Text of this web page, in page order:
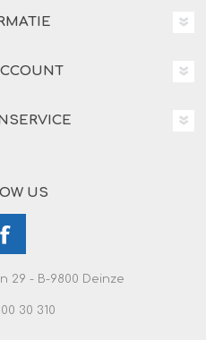
US
29 - B-9800 Deinze
30 310